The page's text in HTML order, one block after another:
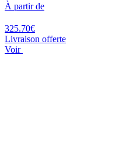
À partir de
325.70€
Livraison offerte
Voir